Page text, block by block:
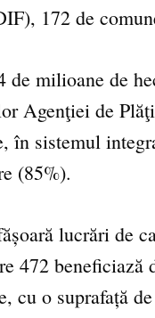
172 de
milioane de
Agenţiei de
în sistemul
(85%).
lucrări de
472 beneficiază
cu o suprafață